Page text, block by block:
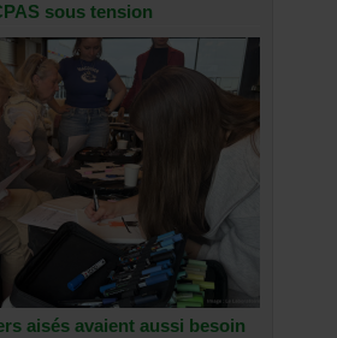
sous tension
aisés avaient aussi besoin